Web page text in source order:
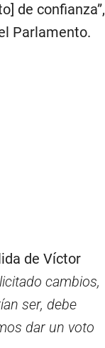
de confianza”,
Parlamento.
de Víctor
cambios,
ser, debe
dar un voto